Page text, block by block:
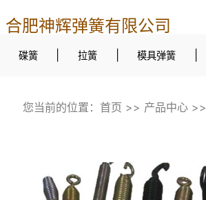
合肥神辉弹簧有限公司
碟簧 拉簧 模具弹簧
您当前的位置： 首页 >> 产品中心>>